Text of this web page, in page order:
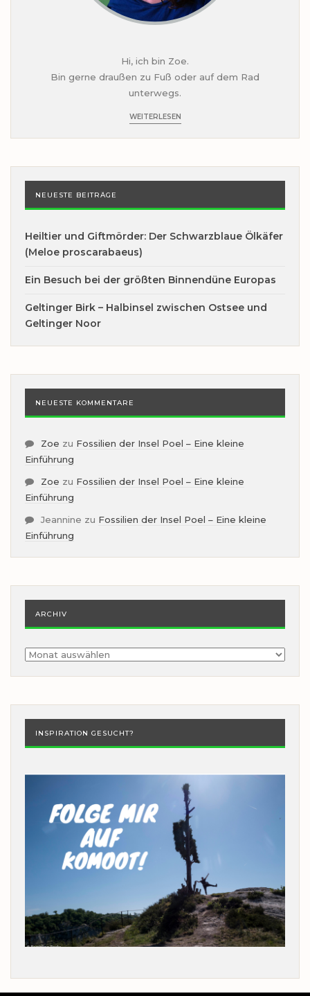
Hi, ich bin Zoe.
Bin gerne draußen zu Fuß oder auf dem Rad
unterwegs.
WEITERLESEN
NEUESTE BEITRÄGE
Heiltier und Giftmörder: Der Schwarzblaue Ölkäfer
(Meloe proscarabaeus)
Ein Besuch bei der größten Binnendüne Europas
Geltinger Birk – Halbinsel zwischen Ostsee und
Geltinger Noor
NEUESTE KOMMENTARE
Zoe zu Fossilien der Insel Poel – Eine kleine
Einführung
Zoe zu Fossilien der Insel Poel – Eine kleine
Einführung
Jeannine zu Fossilien der Insel Poel – Eine kleine
Einführung
ARCHIV
Archiv
INSPIRATION GESUCHT?